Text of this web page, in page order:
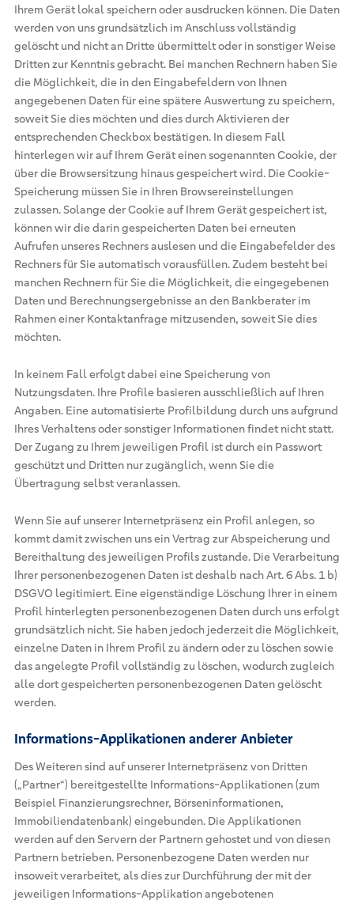
Ihrem Gerät lokal speichern oder ausdrucken können. Die Daten
werden von uns grundsätzlich im Anschluss vollständig
gelöscht und nicht an Dritte übermittelt oder in sonstiger Weise
Dritten zur Kenntnis gebracht. Bei manchen Rechnern haben Sie
die Möglichkeit, die in den Eingabefeldern von Ihnen
angegebenen Daten für eine spätere Auswertung zu speichern,
soweit Sie dies möchten und dies durch Aktivieren der
entsprechenden Checkbox bestätigen. In diesem Fall
hinterlegen wir auf Ihrem Gerät einen sogenannten Cookie, der
über die Browsersitzung hinaus gespeichert wird. Die Cookie-
Speicherung müssen Sie in Ihren Browsereinstellungen
zulassen. Solange der Cookie auf Ihrem Gerät gespeichert ist,
können wir die darin gespeicherten Daten bei erneuten
Aufrufen unseres Rechners auslesen und die Eingabefelder des
Rechners für Sie automatisch vorausfüllen. Zudem besteht bei
manchen Rechnern für Sie die Möglichkeit, die eingegebenen
Daten und Berechnungsergebnisse an den Bankberater im
Rahmen einer Kontaktanfrage mitzusenden, soweit Sie dies
möchten.
In keinem Fall erfolgt dabei eine Speicherung von
Nutzungsdaten. Ihre Profile basieren ausschließlich auf Ihren
Angaben. Eine automatisierte Profilbildung durch uns aufgrund
Ihres Verhaltens oder sonstiger Informationen findet nicht statt.
Der Zugang zu Ihrem jeweiligen Profil ist durch ein Passwort
geschützt und Dritten nur zugänglich, wenn Sie die
Übertragung selbst veranlassen.
Wenn Sie auf unserer Internetpräsenz ein Profil anlegen, so
kommt damit zwischen uns ein Vertrag zur Abspeicherung und
Bereithaltung des jeweiligen Profils zustande. Die Verarbeitung
Ihrer personenbezogenen Daten ist deshalb nach Art. 6 Abs. 1 b)
DSGVO legitimiert. Eine eigenständige Löschung Ihrer in einem
Profil hinterlegten personenbezogenen Daten durch uns erfolgt
grundsätzlich nicht. Sie haben jedoch jederzeit die Möglichkeit,
einzelne Daten in Ihrem Profil zu ändern oder zu löschen sowie
das angelegte Profil vollständig zu löschen, wodurch zugleich
alle dort gespeicherten personenbezogenen Daten gelöscht
werden.
Informations-Applikationen anderer Anbieter
Des Weiteren sind auf unserer Internetpräsenz von Dritten
(„Partner“) bereitgestellte Informations-Applikationen (zum
Beispiel Finanzierungsrechner, Börseninformationen,
Immobiliendatenbank) eingebunden. Die Applikationen
werden auf den Servern der Partnern gehostet und von diesen
Partnern betrieben. Personenbezogene Daten werden nur
insoweit verarbeitet, als dies zur Durchführung der mit der
jeweiligen Informations-Applikation angebotenen